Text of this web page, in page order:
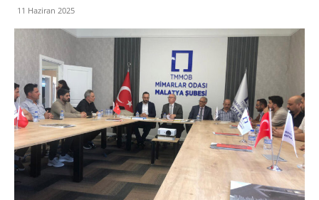
11 Haziran 2025